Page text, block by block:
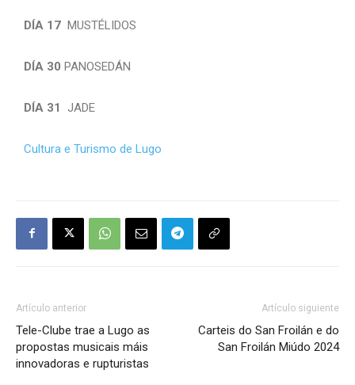
DÍA 17 MUSTÉLIDOS
DÍA 30 PANOSEDÁN
DÍA 31 JADE
Cultura e Turismo de Lugo
Artículo anterior
Tele-Clube trae a Lugo as
propostas musicais máis
innovadoras e rupturistas
Artículo siguiente
Carteis do San Froilán e do
San Froilán Miúdo 2024